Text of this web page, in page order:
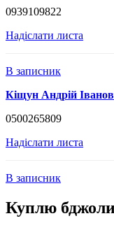
0939109822
Надіслати листа
В записник
Кіщун Андрій
0500265809
Надіслати листа
В записник
Куплю